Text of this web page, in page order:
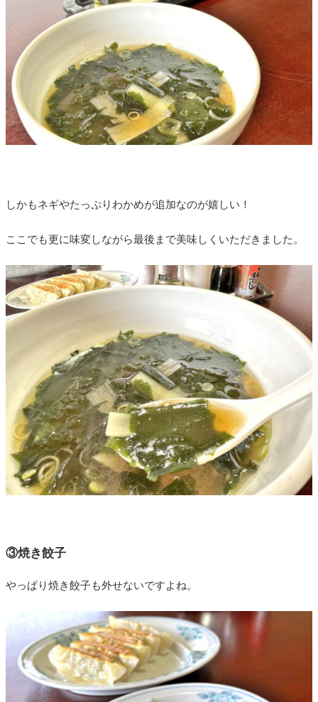
しかもネギやたっぷりわかめが追加なのが嬉しい！
ここでも更に味変しながら最後まで美味しくいただきました。
③焼き餃子
やっぱり焼き餃子も外せないですよね。